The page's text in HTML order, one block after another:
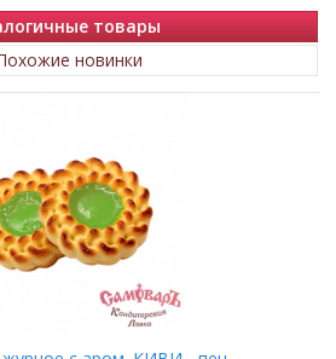
товары
новинки